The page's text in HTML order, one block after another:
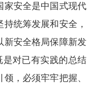
家安全是中国式现代
统筹发展和安全，
新安全格局保障新发
是对已有实践的总结
，必须牢牢把握、